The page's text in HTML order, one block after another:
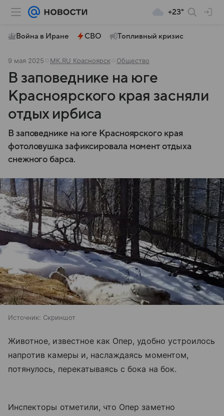
+23°
Война в Иране СВО Топливный кризис
9 мая 2025 МК.RU Красноярск Общество
В заповеднике на юге
Красноярского края засняли
отдых ирбиса
В заповеднике на юге Красноярского края
фотоловушка зафиксировала момент отдыха
снежного барса.
Источник: Скриншот
Животное, известное как Опер, удобно устроилось
напротив камеры и, наслаждаясь моментом,
потянулось, перекатываясь с бока на бок.
Инспекторы отметили, что Опер заметно